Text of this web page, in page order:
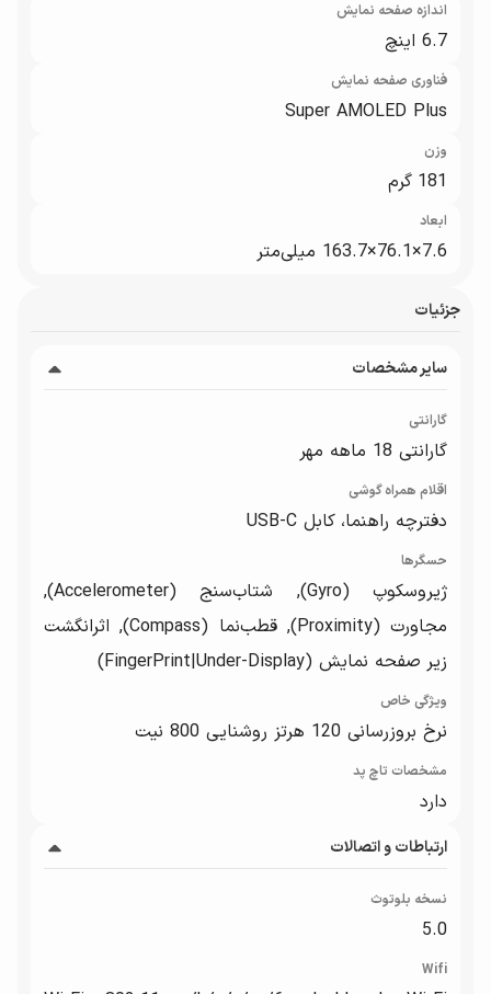
اندازه صفحه نمایش
6.7 اینچ
فناوری صفحه‌ نمایش
Super AMOLED Plus
وزن
181 گرم
ابعاد
7.6×76.1×163.7 میلی‌متر
جزئیات
سایر مشخصات
گارانتی
گارانتی 18 ماهه مهر
اقلام همراه گوشی
دفترچه‌ راهنما، کابل USB-C
حسگرها
ژیروسکوپ (Gyro), شتاب‌سنج (Accelerometer),
مجاورت (Proximity), قطب‌نما (Compass), اثرانگشت
زیر صفحه نمایش (FingerPrint|Under-Display)
ویژگی خاص
نرخ بروزرسانی 120 هرتز روشنایی 800 نیت
مشخصات تاچ پد
دارد
ارتباطات و اتصالات
نسخه بلوتوث
5.0
Wifi